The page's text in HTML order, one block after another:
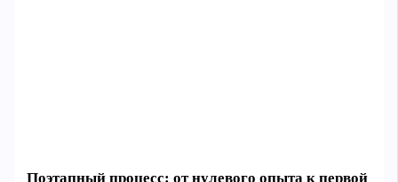
Поэтапный процесс: от нулевого опыта к первой